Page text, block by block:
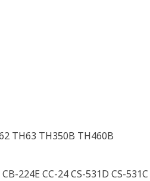
TH63 TH350B TH460B
224E CC-24 CS-531D CS-